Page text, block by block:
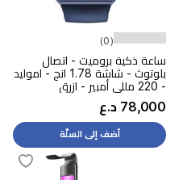
(0)
ساعة ذكية بروميت - اتصال
بلوتوث - شاشة 1.78 انج - اموليد
- 220 مللي أمبير - ازرق
78,000 د.ع
أضف إلى السلّة